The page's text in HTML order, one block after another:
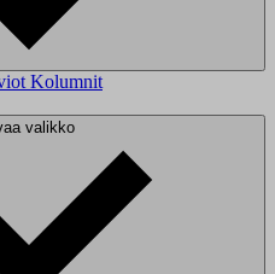
Kolumnit
valikko